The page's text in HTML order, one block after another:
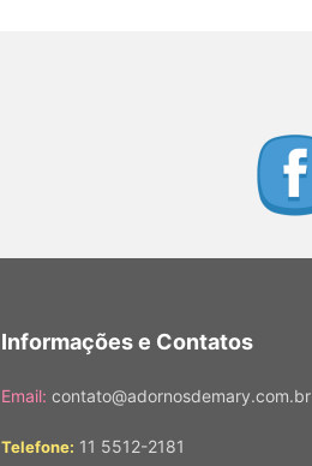
Informações e Contatos
Email: contato@adornosdemary.com.br
Telefone: 11 5512-2181